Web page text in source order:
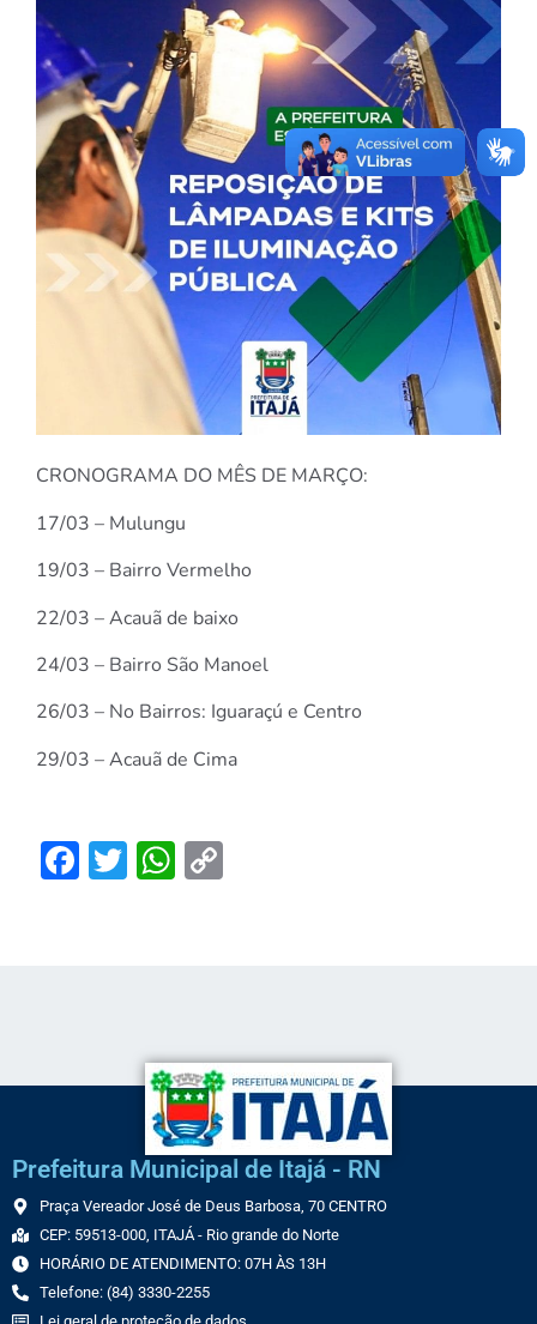
CRONOGRAMA DO MÊS DE MARÇO:
17/03 – Mulungu
19/03 – Bairro Vermelho
22/03 – Acauã de baixo
24/03 – Bairro São Manoel
26/03 – No Bairros: Iguaraçú e Centro
29/03 – Acauã de Cima
Facebook
TwitterWhatsApp
Prefeitura Municipal de Itajá - RN
Praça Vereador José de Deus Barbosa, 70 CENTRO
CEP: 59513-000, ITAJÁ - Rio grande do Norte
HORÁRIO DE ATENDIMENTO: 07H ÀS 13H
Telefone: (84) 3330-2255